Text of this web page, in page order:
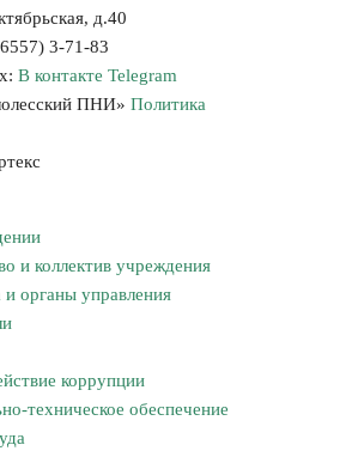
д.40
3-71-83
В контакте Telegram
ПНИ» Политика
и коллектив учреждения
и органы управления
коррупции
техническое обеспечение